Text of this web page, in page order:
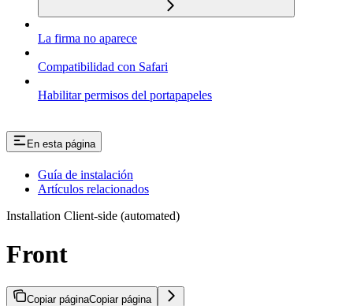
La firma no aparece
Compatibilidad con Safari
Habilitar permisos del portapapeles
En esta página
Guía de instalación
Artículos relacionados
Installation Client-side (automated)
Front
Copiar páginaCopiar página